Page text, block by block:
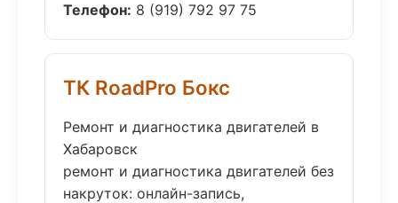
Телефон: 8 (919) 792 97 75
ТК RoadPro Бокс
Ремонт и диагностика двигателей в
Хабаровск
ремонт и диагностика двигателей без
накруток: онлайн-запись,